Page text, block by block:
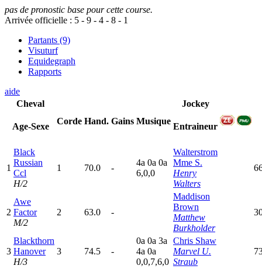
pas de pronostic base pour cette course.
Arrivée officielle : 5 - 9 - 4 - 8 - 1
Partants (9)
Visuturf
Equidegraph
Rapports
aide
Cheval
Age-Sexe
Corde Hand. Gains Musique
Jockey
Entraineur
1
Black
Russian
Ccl
H/2
1 70.0 -
4a 0a 0a
6,0,0
Walterstrom
Mme S.
Henry
Walters
2
Awe
Factor
M/2
2 63.0 -
Maddison
Brown
Matthew
Burkholder
3
Blackthorn
Hanover
H/3
3 74.5 -
0a 0a 3a
4a 0a
0,0,7,6,0
Chris Shaw
Marvel U.
Straub